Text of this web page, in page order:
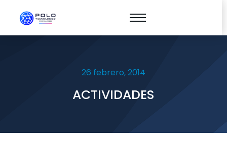
26 febrero, 2014
ACTIVIDADES